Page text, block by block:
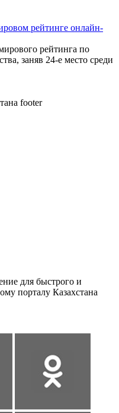
рейтинге онлайн-
рейтинга по
заняв 24-е место среди
для быстрого и
порталу Казахстана